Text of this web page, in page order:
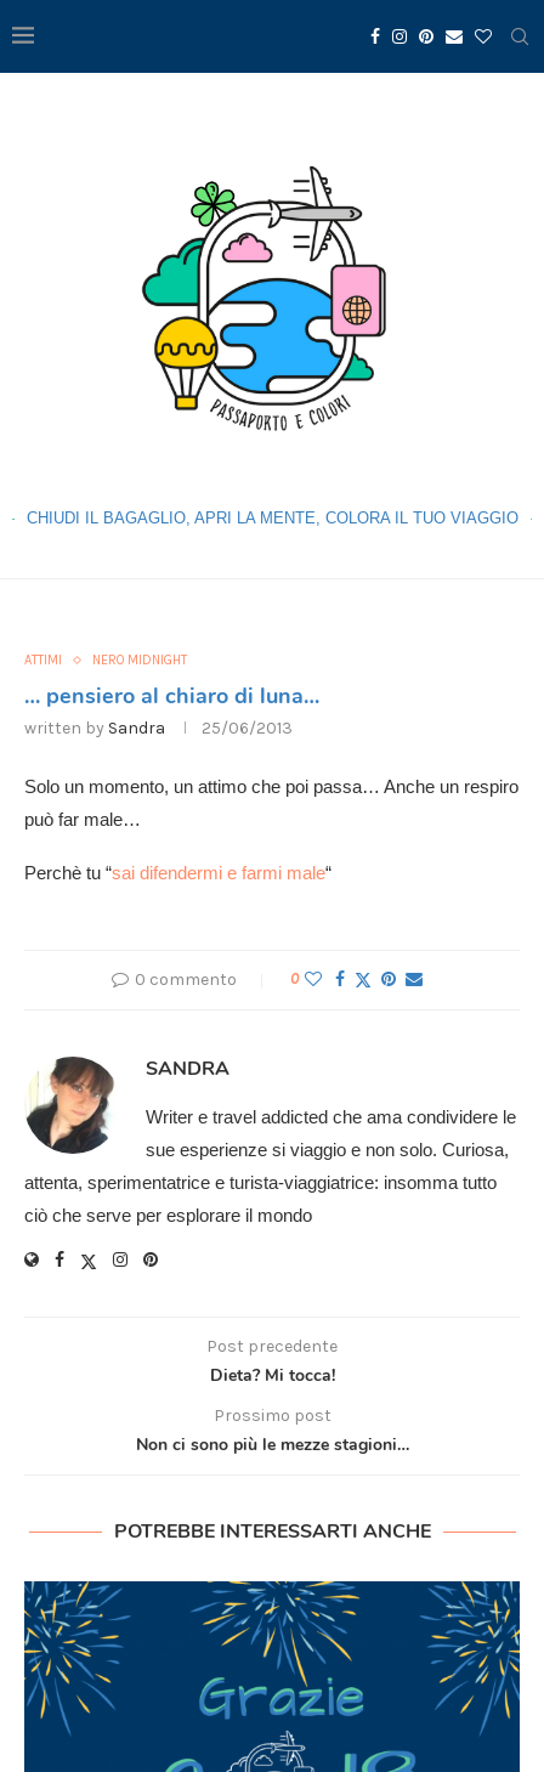
CHIUDI IL BAGAGLIO, APRI LA MENTE, COLORA IL TUO VIAGGIO
ATTIMI NERO MIDNIGHT
… pensiero al chiaro di luna…
written by Sandra 25/06/2013
Solo un momento, un attimo che poi passa… Anche un respiro
può far male…
Perchè tu “sai difendermi e farmi male“
0 commento 0
SANDRA
Writer e travel addicted che ama condividere le
sue esperienze si viaggio e non solo. Curiosa,
attenta, sperimentatrice e turista-viaggiatrice: insomma tutto
ciò che serve per esplorare il mondo
Post precedente
Dieta? Mi tocca!
Prossimo post
Non ci sono più le mezze stagioni…
POTREBBE INTERESSARTI ANCHE